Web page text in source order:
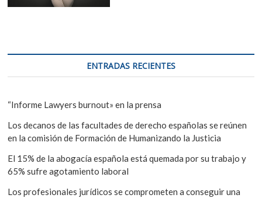
ENTRADAS RECIENTES
“Informe Lawyers burnout» en la prensa
Los decanos de las facultades de derecho españolas se reúnen
en la comisión de Formación de Humanizando la Justicia
El 15% de la abogacía española está quemada por su trabajo y
65% sufre agotamiento laboral
Los profesionales jurídicos se comprometen a conseguir una